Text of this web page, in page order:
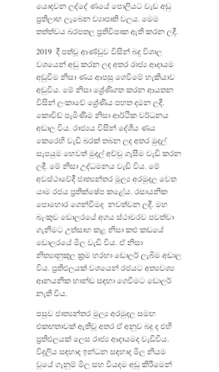
යොදවන ලද්දේ ණයේ පොලියට වැඩ අඩු
ප්රතිලාභ ලැබෙන ව්යාපෘති වලය. මෙම
තත්ත්වය බරපතල ප්රතිවිපාක ඇති කරන ලදී.
2019 දී පත්වූ ආණ්ඩුව විසින් බදු විශාල
වශයෙන් අඩු කරන ලද අතර රාජ්ය ආදායම
අඩුවීම නිසා ණය ආපසු ගෙවීමේ හැකියාව
අඩුවිය. මේ නිසා ශ්රේණිගත කරන ආයතන
විසින් ලංකාවේ ශ්රේණිය පහත දමන ලදී.
කොවිඩ් පැමිණීම නිසා ආර්ථික වර්ධනය
අඩාල විය. රාජ්යය විසින් දේශීය ණය
කෙරෙහි වැඩි බරක් තබන ලද අතර මුදල්
සැපයුම හෙවත් මුදල් අච්චු ගැසීම වැඩි කරන
ලදී. මේ නිසා උද්ධමනය වැඩි විය. මේ
අවස්ථාවේදී ජාත්යන්තර මූල්ය අරමුදල වෙත
යාම රජය ප්රතික්ෂේප කළේය. රසායනික
පොහොර ගෙන්වීමද නවත්වන ලදී. මහ
බැංකුව ඩොලරයේ අගය ස්ථාවරව පවත්වා
ගැනීමට උත්සාහ කළ නිසා කළු කඩයේ
ඩොලරයේ මිල වැඩි විය. ඒ නිසා
නිත්යානුකුල ක්රම හරහා ඩොලර් ලැබීම අඩාල
විය. ප්රතිඵලයක් වශයෙන් රජයට අත්යවශ්
ආනයනික භාන්ඩ සඳහා ගෙවීමට ඩොලර්
නැති විය.
පසුව ජාත්යන්තර මුල්ය අරමුදල සමඟ
එකඟතාවක් ඇතිවූ අතර ඒ අනුව බදු ද එහි
ප්රතිඵලයක් ලෙස රාජ්ය ආදායමද වැඩිවිය.
විදුලිය සඳහාද ඉන්ධන සඳහාද මිල නියම
වුයේ ගැනුම් මිල සහ වියදම අඩු කිරීමෙන්